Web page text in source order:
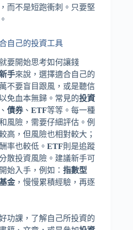
而不是短跑衝刺。只要堅
自己的投資工具
要開始思考如何讓錢
手來說，選擇適合自己的
不要盲目跟風，或是聽信
免血本無歸。常見的投資
、 債券、 ETF等等。每一種
風險，需要仔細評估。例
高，但風險也相對較大；
率也較低。 ETF則是追蹤
散投資風險。建議新手可
開始入手，例如： 指數型
金 ，慢慢累積經驗，再逐
功課，了解自己所投資的